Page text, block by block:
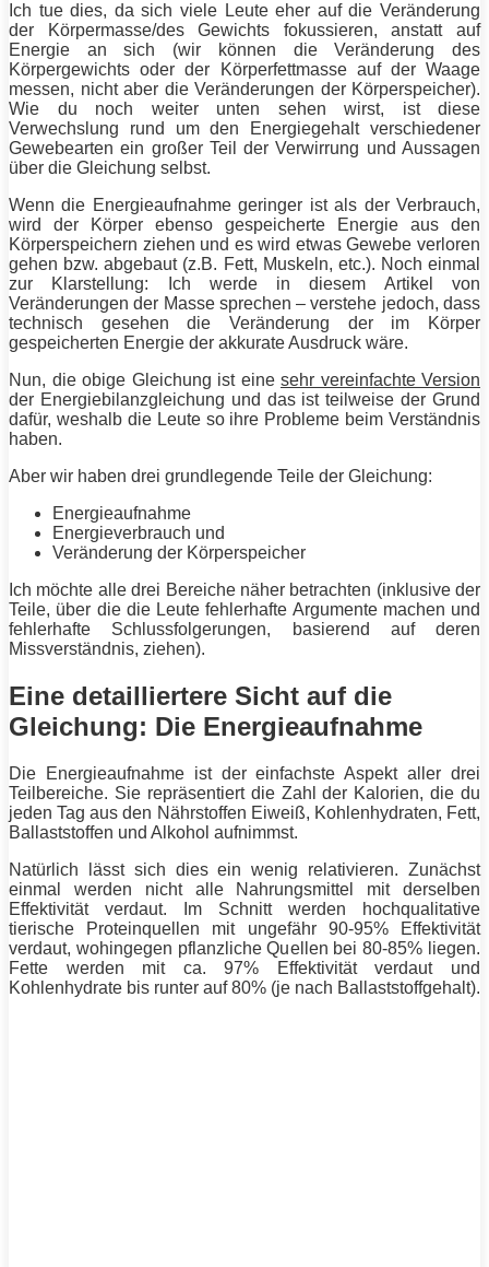
Ich tue dies, da sich viele Leute eher auf die Veränderung
der Körpermasse/des Gewichts fokussieren, anstatt auf
Energie an sich (wir können die Veränderung des
Körpergewichts oder der Körperfettmasse auf der Waage
messen, nicht aber die Veränderungen der Körperspeicher).
Wie du noch weiter unten sehen wirst, ist diese
Verwechslung rund um den Energiegehalt verschiedener
Gewebearten ein großer Teil der Verwirrung und Aussagen
über die Gleichung selbst.
Wenn die Energieaufnahme geringer ist als der Verbrauch,
wird der Körper ebenso gespeicherte
Energie aus den
Körperspeichern ziehen und es wird etwas Gewebe verloren
gehen bzw. abgebaut (z.B. Fett, Muskeln, etc.). Noch einmal
zur Klarstellung: Ich werde in diesem Artikel von
Veränderungen der Massesprechen – verstehe jedoch, dass
technisch gesehen die Veränderung der im Körper
gespeicherten Energie der akkurate Ausdruck wäre.
Nun, die obige Gleichung ist eine sehr vereinfachte Version
der Energiebilanzgleichung und das ist teilweise der Grund
dafür, weshalb die Leute so ihre Probleme beim Verständnis
haben.
Aber wir haben drei grundlegende Teile der Gleichung:
Energieaufnahme
Energieverbrauch und
Veränderung der Körperspeicher
Ich möchte alle drei Bereiche näher betrachten (inklusive der
Teile, über die die Leute fehlerhafte Argumente machen und
fehlerhafte Schlussfolgerungen, basierend auf deren
Missverständnis, ziehen).
Eine detailliertere Sicht auf die
Gleichung: Die Energieaufnahme
Die Energieaufnahme ist der einfachste Aspekt aller drei
Teilbereiche. Sie repräsentiert die Zahl der Kalorien, die du
jeden Tag aus den Nährstoffen Eiweiß, Kohlenhydraten, Fett,
Ballaststoffen und Alkohol aufnimmst.
Natürlich lässt sich dies ein wenig relativieren. Zunächst
einmal werden nicht alle Nahrungsmittel mit derselben
Effektivität verdaut. Im Schnitt werden hochqualitative
tierische Proteinquellen mit ungefähr 90-95% Effektivität
verdaut, wohingegen pflanzliche Quellen bei 80-85% liegen.
Fette werden mit ca. 97% Effektivität verdaut und
Kohlenhydrate bis runter auf 80% (je nach Ballaststoffgehalt).